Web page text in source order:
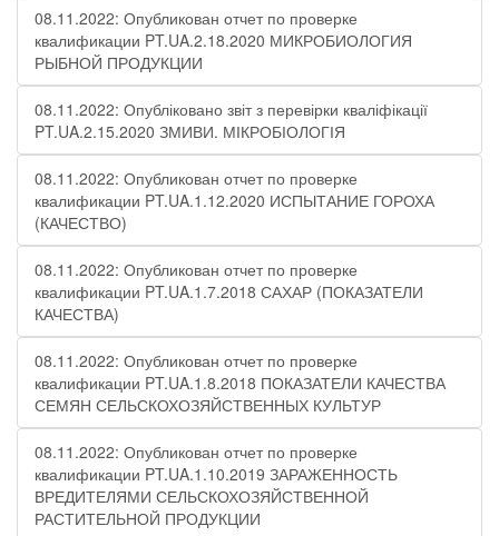
08.11.2022: Опубликован отчет по проверке
квалификации PT.UA.2.18.2020 МИКРОБИОЛОГИЯ
РЫБНОЙ ПРОДУКЦИИ
08.11.2022: Опубліковано звіт з перевірки кваліфікації
PT.UA.2.15.2020 ЗМИВИ. МІКРОБІОЛОГІЯ
08.11.2022: Опубликован отчет по проверке
квалификации PT.UA.1.12.2020 ИСПЫТАНИЕ ГОРОХА
(КАЧЕСТВО)
08.11.2022: Опубликован отчет по проверке
квалификации PT.UA.1.7.2018 САХАР (ПОКАЗАТЕЛИ
КАЧЕСТВА)
08.11.2022: Опубликован отчет по проверке
квалификации PT.UA.1.8.2018 ПОКАЗАТЕЛИ КАЧЕСТВА
СЕМЯН СЕЛЬСКОХОЗЯЙСТВЕННЫХ КУЛЬТУР
08.11.2022: Опубликован отчет по проверке
квалификации PT.UA.1.10.2019 ЗАРАЖЕННОСТЬ
ВРЕДИТЕЛЯМИ СЕЛЬСКОХОЗЯЙСТВЕННОЙ
РАСТИТЕЛЬНОЙ ПРОДУКЦИИ